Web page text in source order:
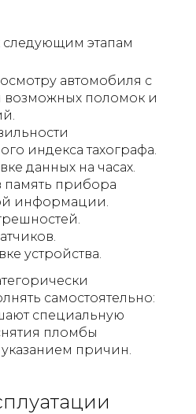
следующим этапам
автомобиля с
возможных поломок и
индекса тахографа.
данных на часах.
память прибора
информации.
устройства.
самостоятельно:
специальную
пломбы
указанием причин.